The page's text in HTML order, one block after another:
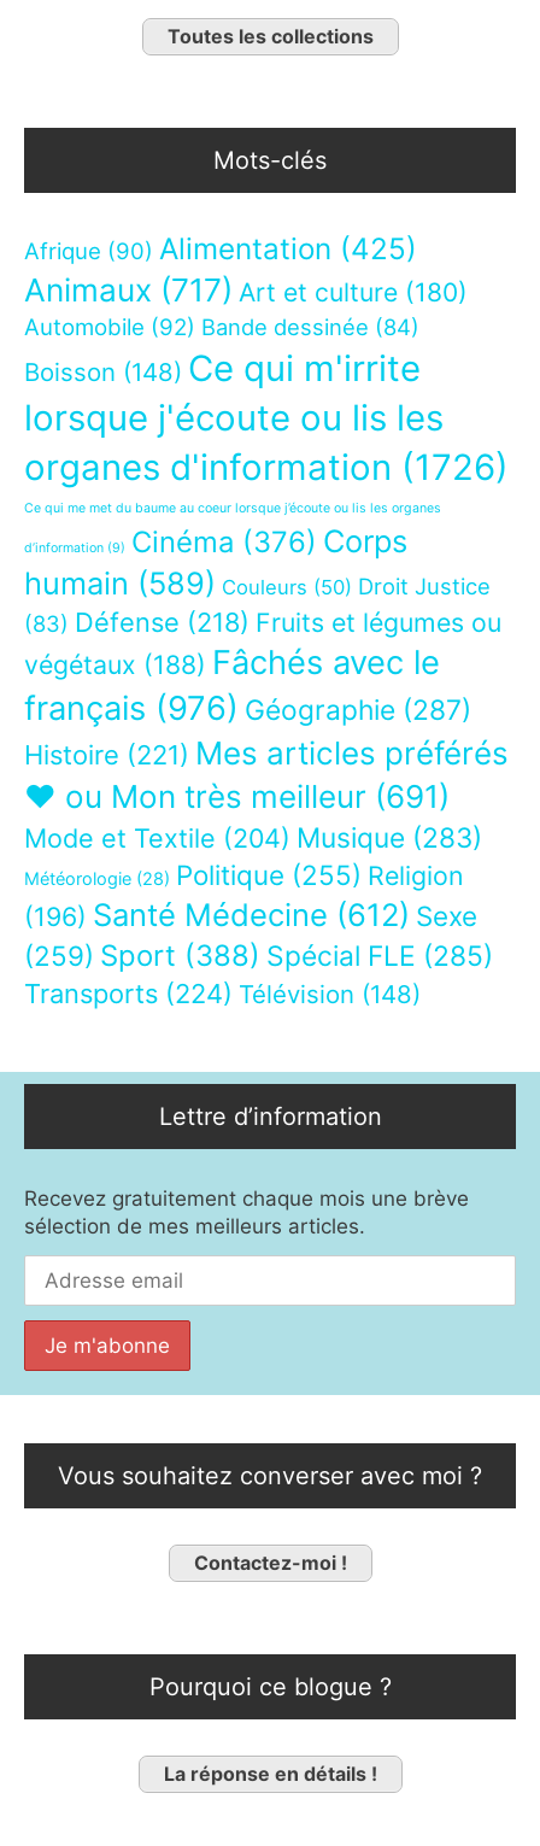
Toutes les collections
Mots-clés
Afrique (90) Alimentation (425)
Animaux (717) Art et culture (180)
Automobile (92) Bande dessinée (84)
Boisson (148) Ce qui m'irrite
lorsque j'écoute ou lis les
organes d'information (1726)
Ce qui me met du baume au coeur lorsque j’écoute ou lis les organes
d’information (9) Cinéma (376) Corps
humain (589) Couleurs (50) Droit Justice
(83) Défense (218) Fruits et légumes ou
végétaux (188) Fâchés avec le
français (976) Géographie (287)
Histoire (221) Mes articles préférés
❤ ou Mon très meilleur (691)
Mode et Textile (204) Musique (283)
Météorologie (28) Politique (255) Religion
(196) Santé Médecine (612) Sexe
(259) Sport (388) Spécial FLE (285)
Transports (224) Télévision (148)
Lettre d’information
Recevez gratuitement chaque mois une brève
sélection de mes meilleurs articles.
Vous souhaitez converser avec moi ?
Contactez-moi !
Pourquoi ce blogue ?
La réponse en détails !